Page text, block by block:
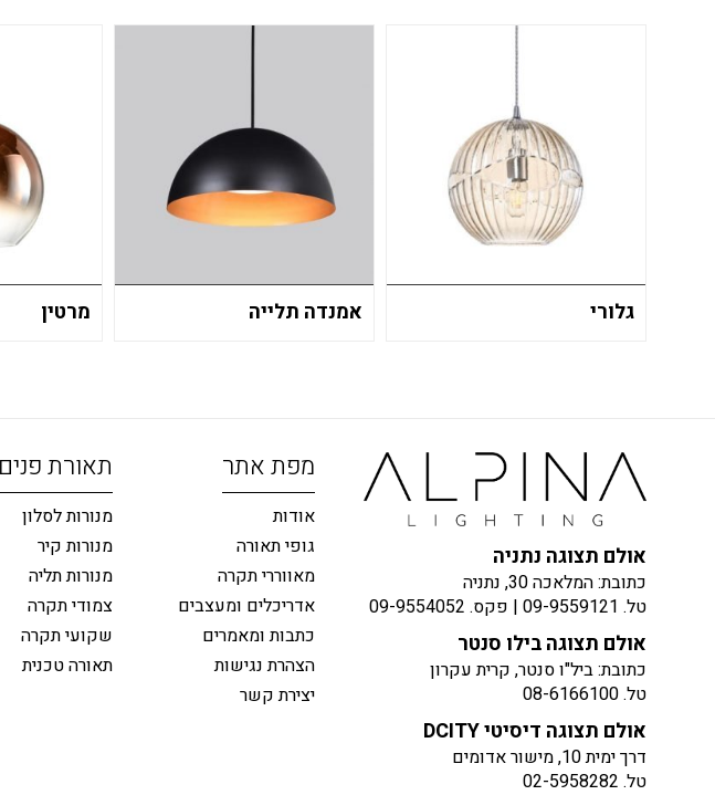
גלורי אמנדה תלייה מרטין
אולם תצוגה נתניה
כתובת: המלאכה 30, נתניה
טל. 09-9559121 | פקס. 09-9554052
אולם תצוגה בילו סנטר
כתובת: ביל"ו סנטר, קרית עקרון
טל.08-6166100
אולם תצוגה דיסיטי DCITY
דרך ימית 10, מישור אדומים
טל. 02-5958282
מפת אתר
אודות
גופי תאורה
מאווררי תקרה
אדריכלים ומעצבים
כתבות ומאמרים
הצהרת נגישות
יצירת קשר
תאורת פנים
מנורות לסלון
מנורות קיר
מנורות תליה
צמודי תקרה
שקועי תקרה
תאורה טכנית